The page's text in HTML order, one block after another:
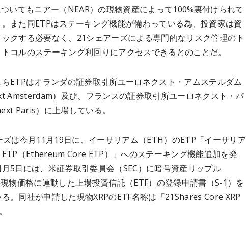
いてもニアー（NEAR）の現物資産によって100%裏付けられて
また同ETPはステーキング機能が備わっている為、投資家は資
クする必要なく、21シェアーズによる専門的なリスク管理の下
コルのステーキング利回りにアクセスできるとのことだ。
らETPはオランダの証券取引所ユーロネクスト・アムステルダム
Amsterdam）及び、フランスの証券取引所ユーロネクスト・パ
Paris）に上場している。
ズは今月11月19日に、イーサリアム（ETH）のETP「イーサリア
（Ethereum Core ETP）」へのステーキング機能追加を発
5日には、米証券取引委員会（SEC）に暗号資産リップル
現物価格に連動した上場投資信託（ETF）の登録申請書（S-1）を
。同社が申請した現物XRPのETF名称は「21Shares Core XRP